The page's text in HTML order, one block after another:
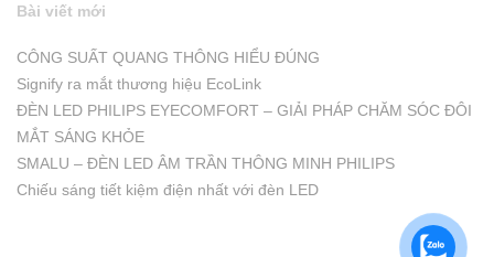
Bài viết mới
CÔNG SUẤT QUANG THÔNG HIỂU ĐÚNG
Signify ra mắt thương hiệu EcoLink
ĐÈN LED PHILIPS EYECOMFORT – GIẢI PHÁP CHĂM SÓC ĐÔI
MẮT SÁNG KHỎE
SMALU – ĐÈN LED ÂM TRẦN THÔNG MINH PHILIPS
Chiếu sáng tiết kiệm điện nhất với đèn LED